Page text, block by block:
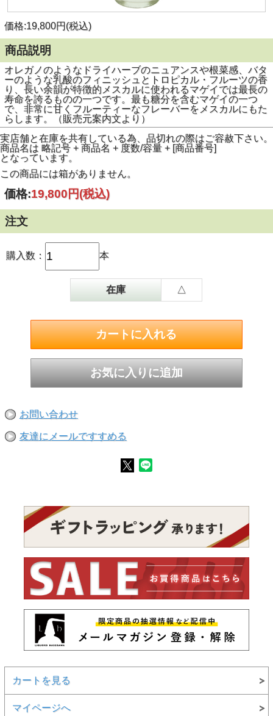
価格:19,800円(税込)
商品説明
オレガノのようなドライハーブのニュアンスや根菜感、バタ
ーのような乳酸のフィニッシュとトロピカル・フルーツの香
り、長い余韻が特徴的メスカルに使われるマゲイでは最長の
寿命を誇るものの一つです。最も糖分を含むマゲイの一つ
で、非常に甘くフルーティーなフレーバーをメスカルにもた
らします。（販売元案内文より）
実店舗と在庫を共有している為、品切れの際はご容赦下さい。
商品名は 略記号 + 商品名 + 度数/容量 + [商品番号]
となっています。
この商品には箱がありません。
価格:19,800円(税込)
注文
購入数： 本
在庫 △
お問い合わせ
友達にメールですすめる
カートを見る
マイページへ